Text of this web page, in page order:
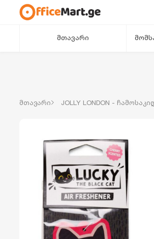
მთავარი
მთავარი JOLLY LONDON -